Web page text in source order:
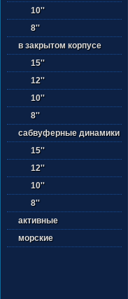
10''
8''
в закрытом корпусе
15''
12''
10''
8''
сабвуферные динамики
15''
12''
10''
8''
активные
морские